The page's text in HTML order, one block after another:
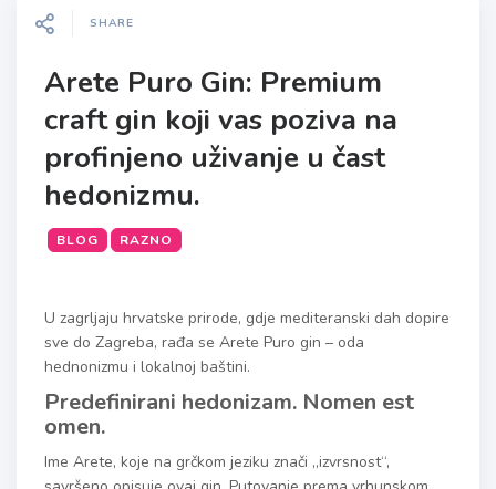
SHARE
Arete Puro Gin: Premium
craft gin koji vas poziva na
profinjeno uživanje u čast
hedonizmu.
BLOG RAZNO
U zagrljaju hrvatske prirode, gdje mediteranski dah dopire
sve do Zagreba, rađa se Arete Puro gin – oda
hednonizmu i lokalnoj baštini.
Predefinirani hedonizam. Nomen est
omen.
Ime Arete, koje na grčkom jeziku znači „izvrsnost“,